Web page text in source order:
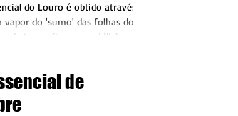
do Louro é obtido através da
vapor do 'sumo' das folhas do
de Louro (Laurus nobilis)
de